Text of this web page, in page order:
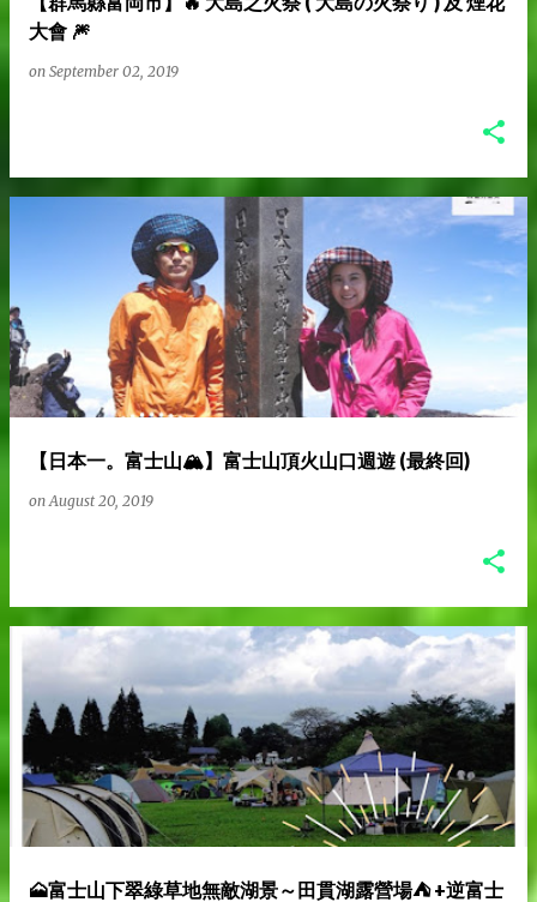
大會 🎆
on September 02, 2019
【日本一。富士山🏔️】富士山頂火山口週遊 (最終回)
onAugust 20, 2019
🗻富士山下翠綠草地無敵湖景～田貫湖露營場⛺ +逆富士